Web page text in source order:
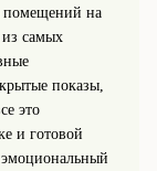
помещений на
самых
показы,
это
и готовой